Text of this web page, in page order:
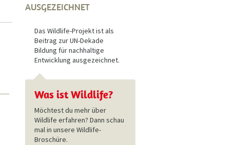
AUSGEZEICHNET
Das Wildlife-Projekt ist als
Beitrag zur UN-Dekade
Bildung für nachhaltige
Entwicklung ausgezeichnet.
Was ist Wildlife?
Möchtest du mehr über
Wildlife erfahren? Dann schau
mal in unsere Wildlife-
Broschüre.